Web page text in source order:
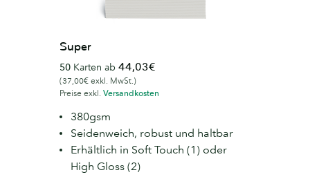
Super
50 Karten ab 44,03€
(37,00€ exkl. MwSt.)
Preise exkl. Versandkosten
380gsm
Seidenweich, robust und haltbar
Erhältlich in Soft Touch (1) oder
High Gloss (2)